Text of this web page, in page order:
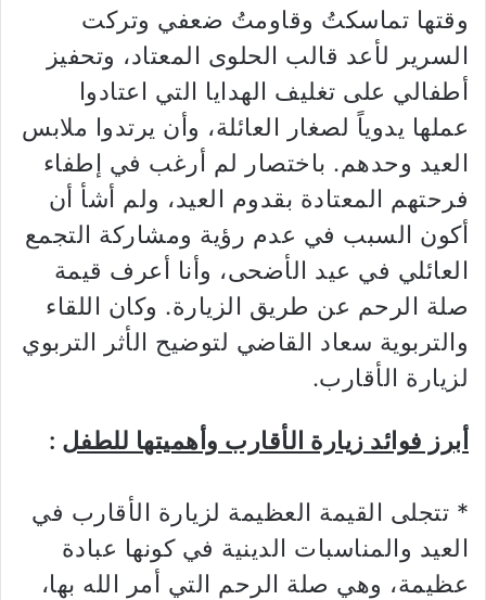
وقتها تماسكتُ وقاومتُ ضعفي وتركت
السرير لأعد قالب الحلوى المعتاد، وتحفيز
أطفالي على تغليف الهدايا التي اعتادوا
عملها يدوياً لصغار العائلة، وأن يرتدوا ملابس
العيد وحدهم. باختصار لم أرغب في إطفاء
فرحتهم المعتادة بقدوم العيد، ولم أشأ أن
أكون السبب في عدم رؤية ومشاركة التجمع
العائلي في عيد الأضحى، وأنا أعرف قيمة
صلة الرحم عن طريق الزيارة. وكان اللقاء
والتربوية سعاد القاضي لتوضيح الأثر التربوي
لزيارة الأقارب.
أبرز فوائد زيارة الأقارب وأهميتها للطفل :
* تتجلى القيمة العظيمة لزيارة الأقارب في
العيد والمناسبات الدينية في كونها عبادة
عظيمة، وهي صلة الرحم التي أمر الله بها،